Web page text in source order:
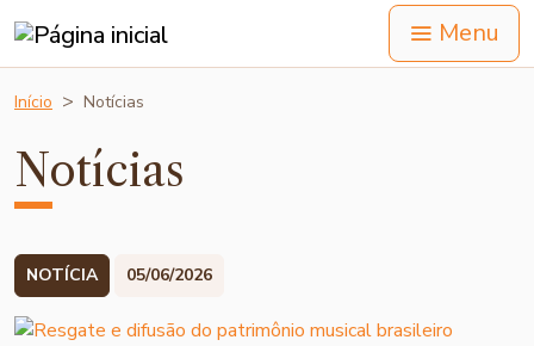
Menu
Início Notícias
Notícias
NOTÍCIA 05/06/2026